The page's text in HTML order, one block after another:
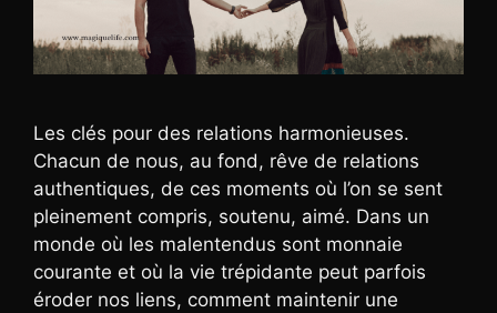
Les clés pour des relations harmonieuses.
Chacun de nous, au fond, rêve de relations
authentiques, de ces moments où l’on se sent
pleinement compris, soutenu, aimé. Dans un
monde où les malentendus sont monnaie
courante et où la vie trépidante peut parfois
éroder nos liens, comment maintenir une